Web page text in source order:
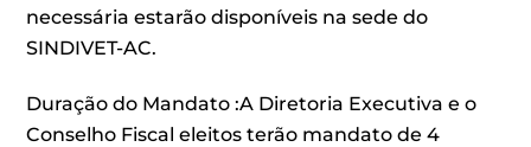
necessária estarão disponíveis na sede do
SINDIVET-AC.
Duração do Mandato :A Diretoria Executiva e o
Conselho Fiscal eleitos terão mandato de 4